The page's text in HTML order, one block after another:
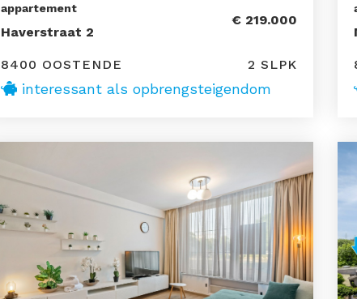
appartement
Haverstraat 2
€ 219.000
8400 OOSTENDE 2 SLPK
interessant als opbrengsteigendom